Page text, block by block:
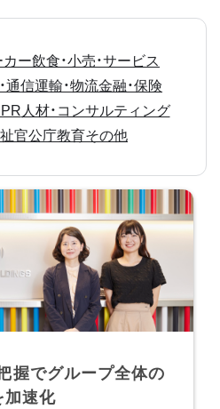
カー飲食・小売・サービス
通信運輸・物流金融・保険
人材・コンサルティング
官公庁教育その他
握でグループ全体の
加速化